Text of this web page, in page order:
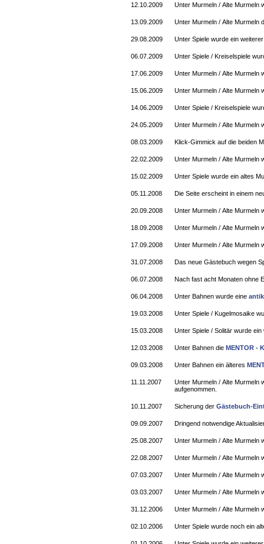
12.10.2009 Unter Murmeln / Alte Murmeln
13.09.2009 Unter Murmeln / Alte Murmeln
29.08.2009 Unter Spiele wurde ein
06.07.2009 Unter Spiele / Kreiselspiele
17.06.2009 Unter Murmeln / Alte Murmeln
15.06.2009 Unter Murmeln / Alte Murmeln
14.06.2009 Unter Spiele / Kreiselspiele
24.05.2009 Unter Murmeln / Alte Murmeln
08.03.2009 Klick-Gimmick auf die beiden
22.02.2009 Unter Murmeln / Alte Murmeln
15.02.2009 Unter Spiele wurde ein altes
05.11.2008 Die Seite erscheint in einem
20.09.2008 Unter Murmeln / Alte Murmeln
18.09.2008 Unter Murmeln / Alte Murmeln
17.09.2008 Unter Murmeln / Alte Murmeln
31.07.2008 Das neue Gästebuch wegen
06.07.2008 Nach fast acht Monaten ohne
06.04.2008 Unter Bahnen wurde eine
19.03.2008 Unter Spiele / Kugelmosaike
15.03.2008 Unter Spiele / Solitär wurde
12.03.2008 Unter Bahnen die MENTOR -
09.03.2008 Unter Bahnen ein älteres
11.11.2007
Unter Murmeln / Alte Murmeln
aufgenommen.
10.11.2007 Sicherung der Gästebuch-
09.09.2007 Dringend notwendige
25.08.2007 Unter Murmeln / Alte Murmeln
22.08.2007 Unter Murmeln / Alte Murmeln
07.03.2007 Unter Murmeln / Alte Murmeln
03.03.2007 Unter Murmeln / Alte Murmeln
31.12.2006 Unter Murmeln / Alte Murmeln
02.10.2006 Unter Spiele wurde noch ein